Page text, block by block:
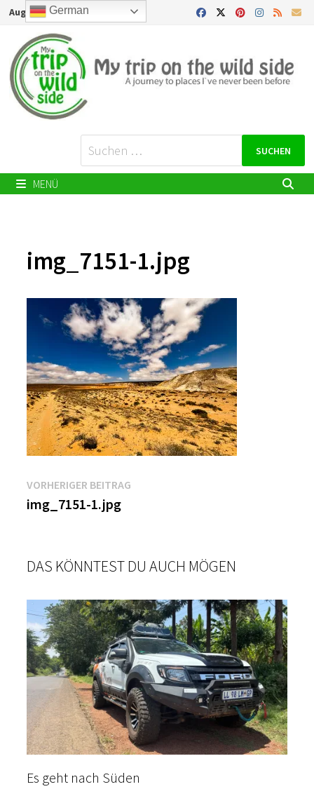
Zurück
Inhalt
August 8, 2026
Suchen
nach:
MENÜ
img_7151-1.jpg
Beitragsnavigation
VORHERIGER BEITRAG
img_7151-1.jpg
DAS KÖNNTEST DU AUCH MÖGEN
Es geht nach Süden
German